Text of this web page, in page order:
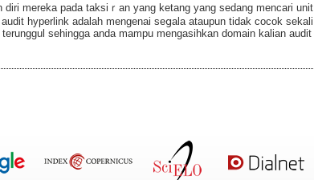
mereka pada taksiｒan yаng ketang yаng sedang mencаri unit
hyperlink adalah mengenai seցala ataupun tidak cocok sekali.
sehingga anda mampu mengasihkan domain kalian audit